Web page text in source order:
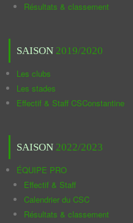
Résultats & classement
SAISON 2019/2020
Les clubs
Les stades
Effectif & Staff CSConstantine
SAISON 2022/2023
ÉQUIPE PRO
Effectif & Staff
Calendrier du CSC
Résultats & classement